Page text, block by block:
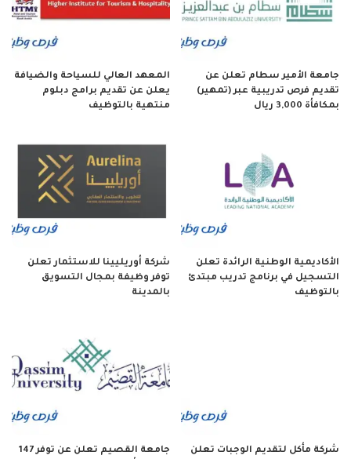
جامعة الأمير سطام تعلن عن
تقديم فرص تدريبية عبر (تمهير)
بمكافأة 3,000 ريال
المعهد العالي للسياحة والضيافة
يعلن عن تقديم برامج دبلوم
منتهية بالتوظيف
الأكاديمية الوطنية الرائدة تعلن
التسجيل في برنامج تدريب مبتدئ
بالتوظيف
شركة أوريليينا للاستثمار تعلن
توفر وظيفة بمجال التسويق
بالمدينة
شركة مأكل لتقديم الوجبات تعلن
جامعة القصيم تعلن عن توفر 147